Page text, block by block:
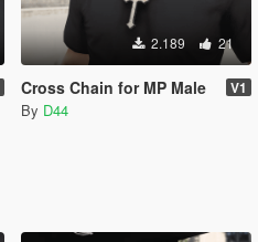
2.189 21
Cross Chain for MP Male V1
By D44